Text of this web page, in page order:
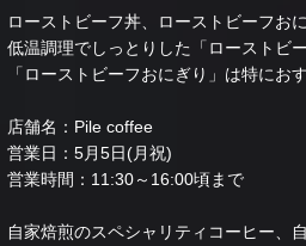
ローストビーフ丼、ローストビーフお
低温調理でしっとりした「ローストビ
「ローストビーフおにぎり」は特にお
店舗名：Pile coffee
営業日：5月5日(月祝)
営業時間：11:30～16:00頃まで
自家焙煎のスペシャリティコーヒー、